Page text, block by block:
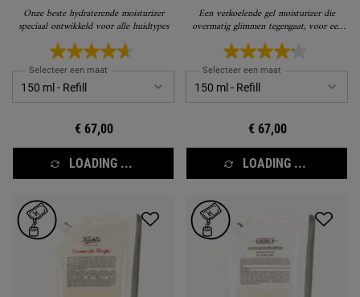
Onze beste hydraterende moisturizer
speciaal ontwikkeld voor alle huidtypes
Selecteer een maat
€ 67,00
LOADING ...
Glansverminderende, olievrije,
vochtinbrengende gelcrème
Een verkoelende gel moisturizer die
overmatig glimmen tegengaat, voor een
normale en vette huid
Selecteer een maat
€ 67,00
LOADING ...